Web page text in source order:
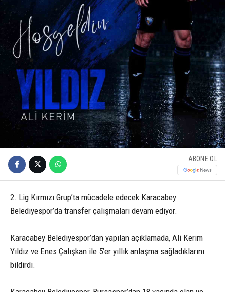
ABONE OL
2. Lig Kırmızı Grup’ta mücadele edecek Karacabey
Belediyespor’da transfer çalışmaları devam ediyor.
Karacabey Belediyespor’dan yapılan açıklamada, Ali Kerim
Yıldız ve Enes Çalışkan ile 5’er yıllık anlaşma sağladıklarını
bildirdi.